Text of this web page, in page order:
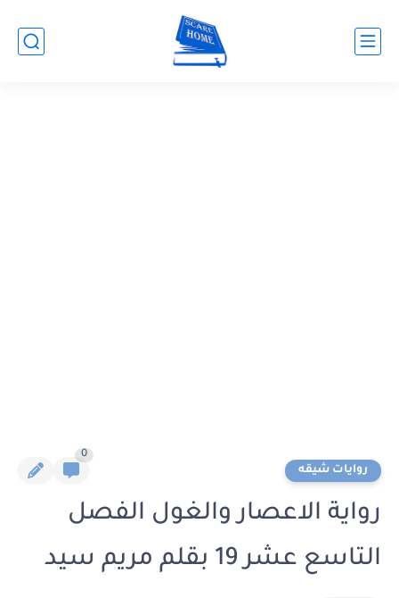
روايات شيقه
0
رواية الاعصار والغول الفصل
التاسع عشر 19 بقلم مريم سيد